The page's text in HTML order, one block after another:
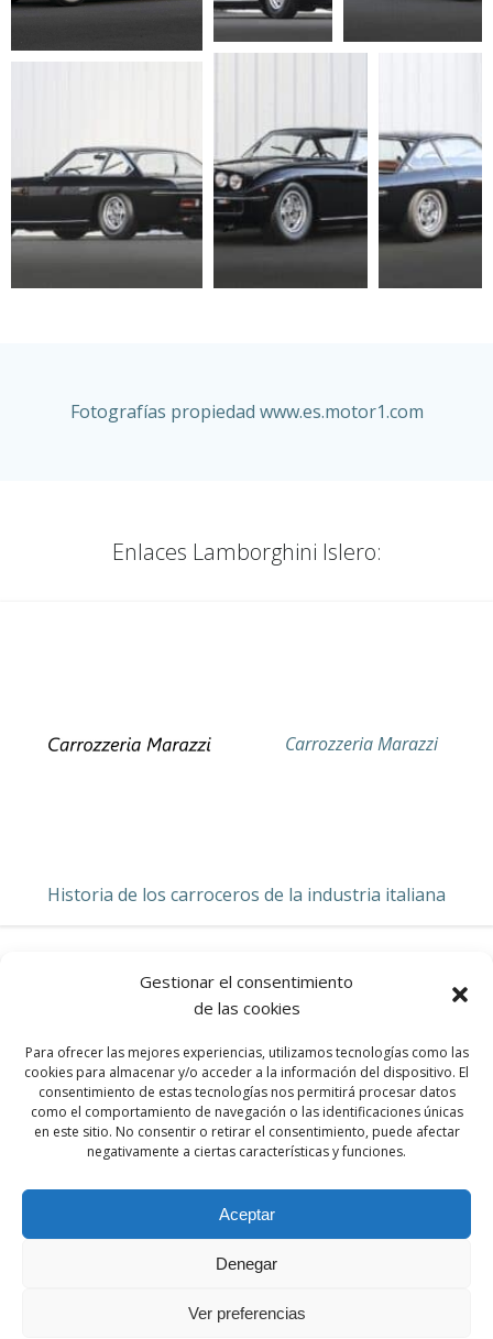
Gestionar el consentimiento
de las cookies
Para ofrecer las mejores experiencias, utilizamos tecnologías como las
cookies para almacenar y/o acceder a la información del dispositivo. El
consentimiento de estas tecnologías nos permitirá procesar datos
como el comportamiento de navegación o las identificaciones únicas
en este sitio. No consentir o retirar el consentimiento, puede afectar
negativamente a ciertas características y funciones.
Aceptar
Denegar
Ver preferencias
Fotografías propiedad www.es.motor1.com
Enlaces Lamborghini Islero:
Carrozzeria Marazzi
Historia de los carroceros de la industria italiana
LAMBORGHINI
HOME
© 2026 Par Motor Club. Created for free using
WordPress andColibri